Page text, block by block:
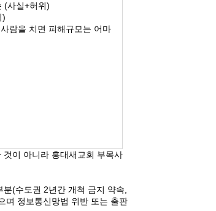
(사실+허위)
)
람을 치면 피해규모는 어마
이 아니라 홍대새교회 부목사
분(수도권 2년간 개척 금지 약속
며 정보통신망법 위반 또는 출판